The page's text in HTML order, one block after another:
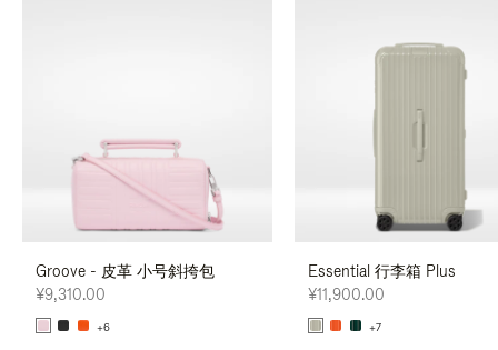
Groove - 皮革 小号斜挎包
¥9,310.00
+6
Essential 行李箱 Plus
¥11,900.00
+7